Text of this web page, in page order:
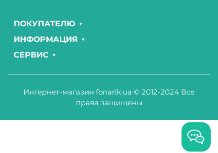
ПОКУПАТЕЛЮ
ИНФОРМАЦИЯ
СЕРВИС
Интернет-магазин fonarik.ua © 2012-2024 Все
права защищены